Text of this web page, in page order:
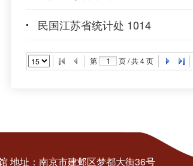
民国江苏省统计处 1014
第 页 / 共4页
地址：南京市建邺区梦都大街36号